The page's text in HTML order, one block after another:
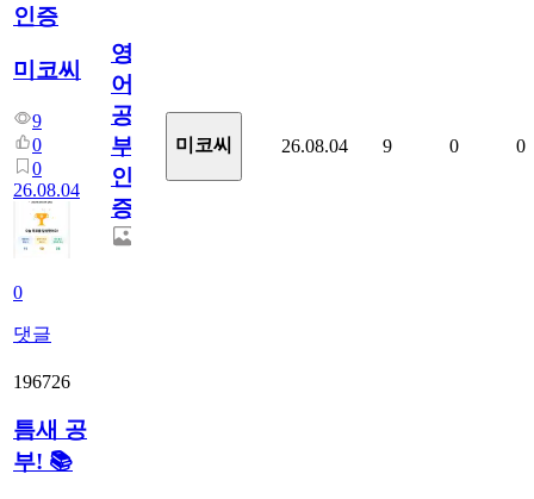
인증
미코씨
9
0
0
26.08.04
0
댓글
영
어
공
부
인
증
미코씨 26.08.04 9 0 0
196726
틈새 공
부! 📚